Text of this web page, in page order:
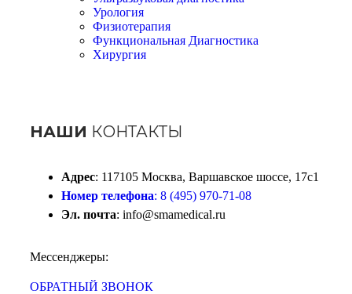
Урология
Физиотерапия
Функциональная Диагностика
Хирургия
НАШИ КОНТАКТЫ
Адрес: 117105 Москва, Варшавское шоссе, 17с1
Номер телефона: 8 (495) 970-71-08
Эл. почта: info@smamedical.ru
Мессенджеры:
ОБРАТНЫЙ ЗВОНОК